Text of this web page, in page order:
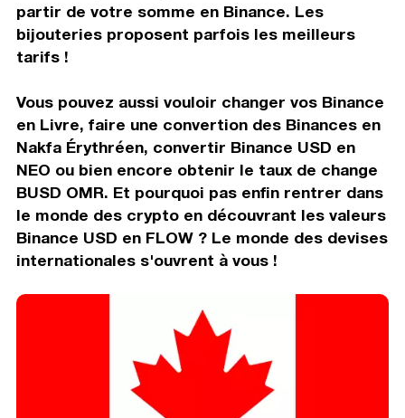
partir de votre somme en Binance. Les
bijouteries proposent parfois les meilleurs
tarifs !
Vous pouvez aussi vouloir changer vos Binance
en Livre, faire une convertion des Binances en
Nakfa Érythréen, convertir Binance USD en
NEO ou bien encore obtenir le taux de change
BUSD OMR. Et pourquoi pas enfin rentrer dans
le monde des crypto en découvrant les valeurs
Binance USD en FLOW ? Le monde des devises
internationales s'ouvrent à vous !